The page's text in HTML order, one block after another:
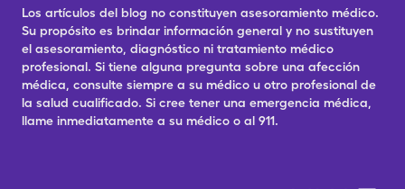
Los artículos del blog no constituyen asesoramiento médico.
Su propósito es brindar información general y no sustituyen
el asesoramiento, diagnóstico ni tratamiento médico
profesional. Si tiene alguna pregunta sobre una afección
médica, consulte siempre a su médico u otro profesional de
la salud cualificado. Si cree tener una emergencia médica,
llame inmediatamente a su médico o al 911.